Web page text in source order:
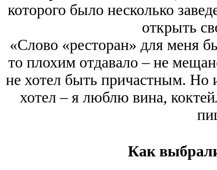
которого было несколько
открыть
«Слово «ресторан» для меня
то плохим отдавало – не
не хотел быть причастным. Но
хотел – я люблю вина,
Как